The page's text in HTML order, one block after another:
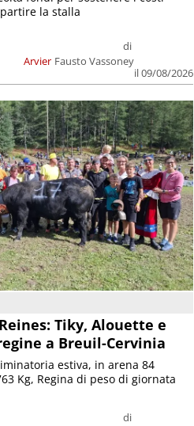
Arvier
di
Fausto Vassoney
il 09/08/2026
la stalla
Tiky, Alouette e
a Breuil-Cervinia
di
estiva, in arena 84
Kg, Regina di peso di giornata